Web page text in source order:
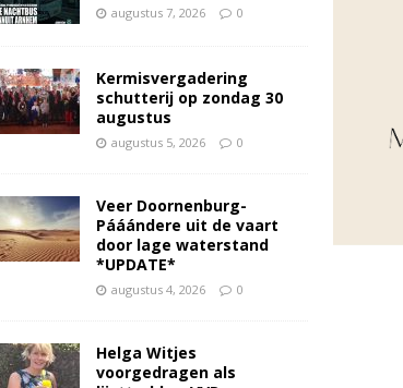
augustus 7, 2026 0
Kermisvergadering
schutterij op zondag 30
augustus
augustus 5, 2026 0
Veer Doornenburg-
Pááándere uit de vaart
door lage waterstand
*UPDATE*
augustus 4, 2026 0
Helga Witjes
voorgedragen als